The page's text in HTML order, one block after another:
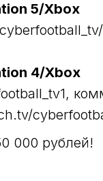
5/Xbox
4/Xbox
000 рублей!